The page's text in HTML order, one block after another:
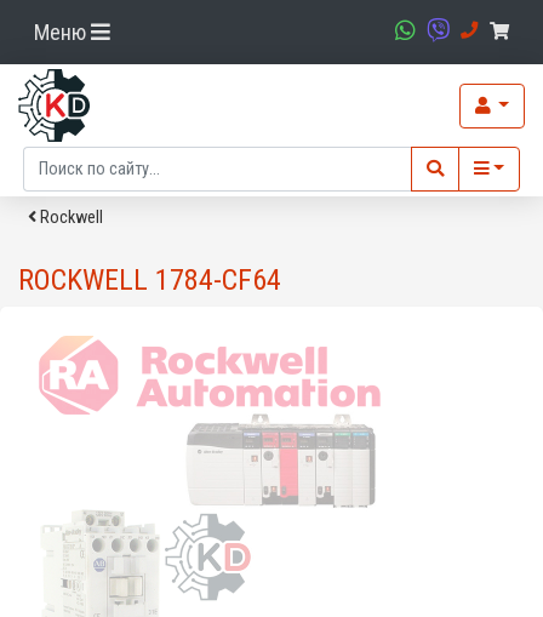
Меню
Rockwell
ROCKWELL 1784-CF64